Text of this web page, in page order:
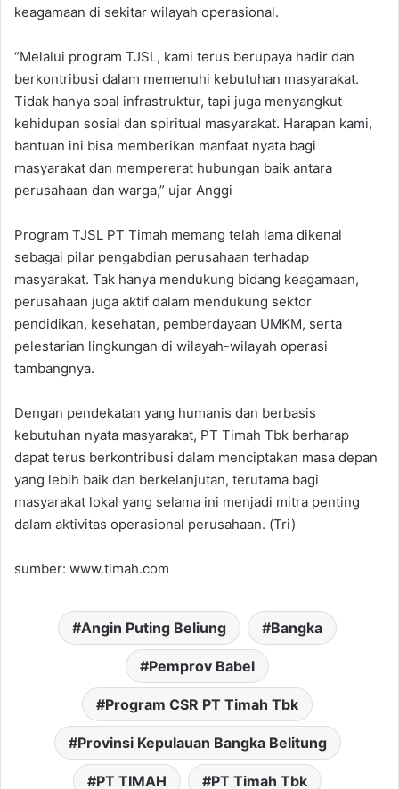
keagamaan di sekitar wilayah operasional.
“Melalui program TJSL, kami terus berupaya hadir dan
berkontribusi dalam memenuhi kebutuhan masyarakat.
Tidak hanya soal infrastruktur, tapi juga menyangkut
kehidupan sosial dan spiritual masyarakat. Harapan kami,
bantuan ini bisa memberikan manfaat nyata bagi
masyarakat dan mempererat hubungan baik antara
perusahaan dan warga,” ujar Anggi
Program TJSL PT Timah memang telah lama dikenal
sebagai pilar pengabdian perusahaan terhadap
masyarakat. Tak hanya mendukung bidang keagamaan,
perusahaan juga aktif dalam mendukung sektor
pendidikan, kesehatan, pemberdayaan UMKM, serta
pelestarian lingkungan di wilayah-wilayah operasi
tambangnya.
Dengan pendekatan yang humanis dan berbasis
kebutuhan nyata masyarakat, PT Timah Tbk berharap
dapat terus berkontribusi dalam menciptakan masa depan
yang lebih baik dan berkelanjutan, terutama bagi
masyarakat lokal yang selama ini menjadi mitra penting
dalam aktivitas operasional perusahaan. (Tri)
sumber: www.timah.com
Angin Puting Beliung Bangka
Pemprov Babel
Program CSR PT Timah Tbk
Provinsi Kepulauan Bangka Belitung
PT TIMAH PT Timah Tbk